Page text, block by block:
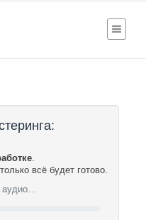
.
всё будет готово.
аудио…